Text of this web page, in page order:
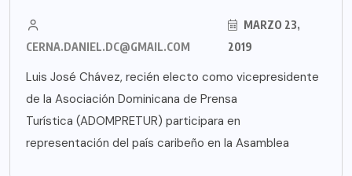
CERNA.DANIEL.DC@GMAIL.COM
MARZO 23,
2019
Luis José Chávez, recién electo como vicepresidente
de la Asociación Dominicana de Prensa
Turística (ADOMPRETUR) participara en
representación del país caribeño en la Asamblea